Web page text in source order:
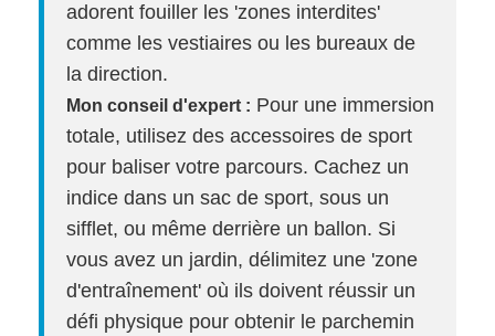
adorent fouiller les 'zones interdites'
comme les vestiaires ou les bureaux de
la direction.
Mon conseil d'expert : Pour une immersion
totale, utilisez des accessoires de sport
pour baliser votre parcours. Cachez un
indice dans un sac de sport, sous un
sifflet, ou même derrière un ballon. Si
vous avez un jardin, délimitez une 'zone
d'entraînement' où ils doivent réussir un
défi physique pour obtenir le parchemin